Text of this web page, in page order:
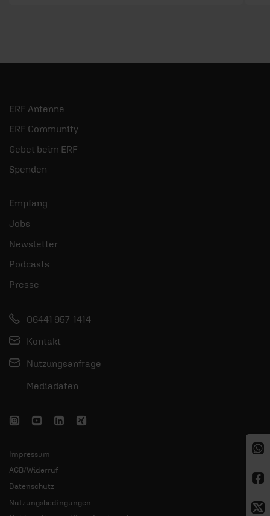
ERF Antenne
ERF Community
Gebet beim ERF
Spenden
Empfang
Jobs
Newsletter
Podcasts
Presse
06441 957-1414
Kontakt
Nutzungsanfrage
Mediadaten
Impressum
AGB/Widerruf
Datenschutz
Nutzungsbedingungen